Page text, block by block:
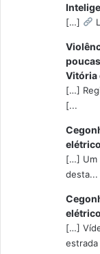
[…]
Vitória
[…]
[...
[…] Um
desta...
[…]
estrada